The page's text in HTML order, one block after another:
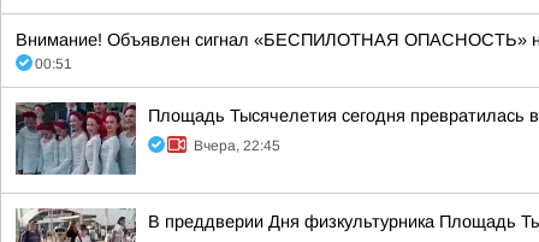
Внимание! Объявлен сигнал «БЕСПИЛОТНАЯ ОПАСНОСТЬ» на
00:51
Площадь Тысячелетия сегодня превратилась
Вчера, 22:45
В преддверии Дня физкультурника Площадь